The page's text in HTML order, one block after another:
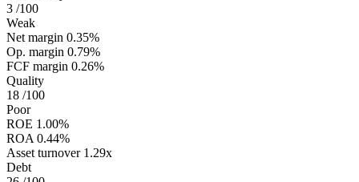
3 /100
Weak
Net margin 0.35%
Op. margin 0.79%
FCF margin 0.26%
Quality
18 /100
Poor
ROE 1.00%
ROA 0.44%
Asset turnover 1.29x
Debt